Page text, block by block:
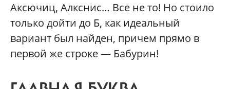
Аксючиц, Алкснис… Все не то! Но стоило
только дойти до Б, как идеальный
вариант был найден, причем прямо в
первой же строке — Бабурин!